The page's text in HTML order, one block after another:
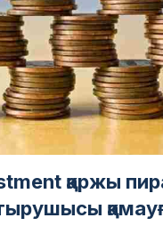
қаржы